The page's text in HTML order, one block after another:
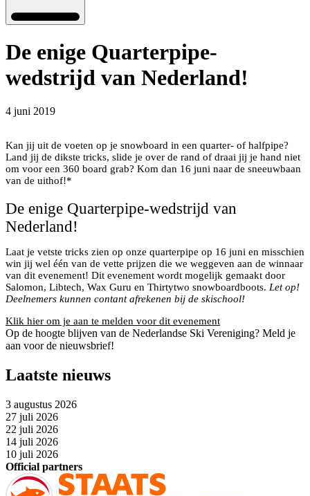
De enige Quarterpipe-
wedstrijd van Nederland!
4 juni 2019
Kan jij uit de voeten op je snowboard in een quarter- of halfpipe?
Land jij de dikste tricks, slide je over de rand of draai jij je hand niet
om voor een 360 board grab? Kom dan 16 juni naar de sneeuwbaan
van de uithof!*
De enige Quarterpipe-wedstrijd van
Nederland!
Laat je vetste tricks zien op onze quarterpipe op 16 juni en misschien
win jij wel één van de vette prijzen die we weggeven aan de winnaar
van dit evenement! Dit evenement wordt mogelijk gemaakt door
Salomon, Libtech, Wax Guru en Thirtytwo snowboardboots. Let op!
Deelnemers kunnen contant afrekenen bij de skischool!
Klik hier om je aan te melden voor dit evenement
Op de hoogte blijven van de Nederlandse Ski Vereniging? Meld je
aan voor de nieuwsbrief!
Laatste nieuws
3 augustus 2026
27 juli 2026
22 juli 2026
14 juli 2026
10 juli 2026
Official partners